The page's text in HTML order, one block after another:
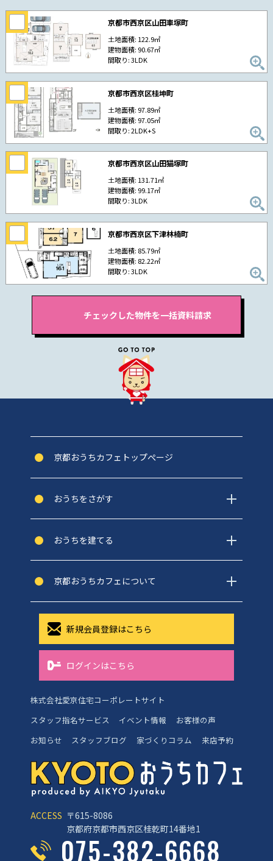
京都市西京区山田車塚町
土地面積: 122.9㎡
建物面積: 90.67㎡
間取り: 3LDK
京都市西京区桂坤町
土地面積: 97.89㎡
建物面積: 97.05㎡
間取り: 2LDK+S
京都市西京区山田猫塚町
土地面積: 131.71㎡
建物面積: 99.17㎡
間取り: 3LDK
京都市西京区下津林楠町
土地面積: 85.79㎡
建物面積: 82.22㎡
間取り: 3LDK
ACCESS 〒615-8086
京都府京都市西京区桂乾町14番地1
075-382-6668
京都おうちカフェトップぺージ
おうちをさがす
おうちを建てる
京都おうちカフェについて
新規会員登録はこちら
ログインはこちら
株式会社愛京住宅コーポレートサイト
スタッフ指名サービス
イベント情報
お客様の声
お知らせ
スタッフブログ 家づくりコラム 来店予約